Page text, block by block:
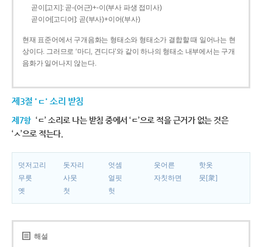
곧이[고지]: 곧-­(어근)+­-이(부사 파생 접미사)
곧이어[고디어]: 곧(부사)+이어(부사)
현재 표준어에서 구개음화는 형태소와 형태소가 결합할 때 일어나는 현
상이다. 그러므로 ‘마디, 견디다’와 같이 하나의 형태소 내부에서는 구개
음화가 일어나지 않는다.
제3절 'ㄷ' 소리 받침
제7항 ‘ㄷ’ 소리로 나는 받침 중에서 ‘ㄷ’으로 적을 근거가 없는 것은
‘ㅅ’으로 적는다.
덧저고리 돗자리 엇셈 웃어른
핫옷
무릇
사뭇 얼핏 자칫하면
뭇[衆]
옛
첫 헛
해설